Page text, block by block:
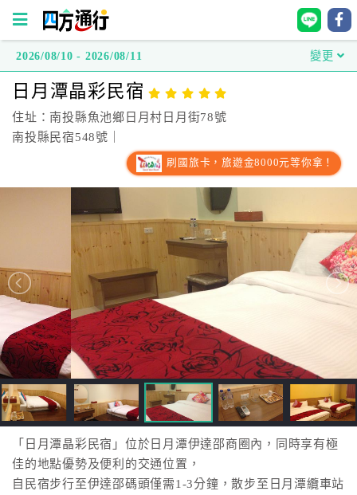
方
通
行
訂
房
直
接
跟
飯
店
訂
房
HOT
2026/08/10 - 2026/08/11 變更
日月潭晶彩民宿
住址：南投縣魚池鄉日月村日月街78號
南投縣民宿548號｜
刷國旅卡，旅遊金8000元等你拿！
「日月潭晶彩民宿」位於日月潭伊達邵商圈內，同時享有極
佳的地點優勢及便利的交通位置，
自民宿步行至伊達邵碼頭僅需1-3分鐘，散步至日月潭纜車站